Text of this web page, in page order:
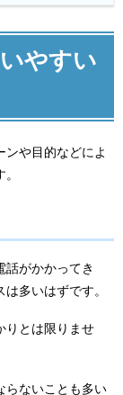
やすい
ンや目的などによ
話がかかってき
多いはずです。
りとは限りませ
らないことも多い